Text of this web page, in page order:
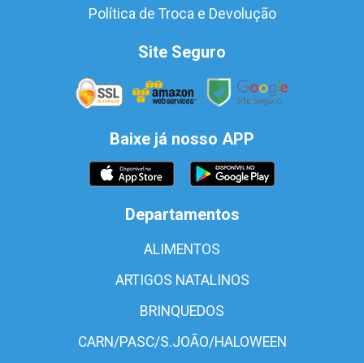
Política de Troca e Devolução
Site Seguro
Baixe já nosso APP
Departamentos
ALIMENTOS
ARTIGOS NATALINOS
BRINQUEDOS
CARN/PASC/S.JOÃO/HALOWEEN